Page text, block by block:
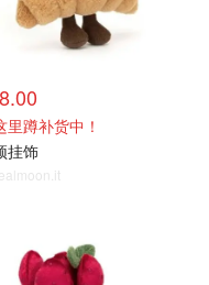
里蹲补货中！
挂饰